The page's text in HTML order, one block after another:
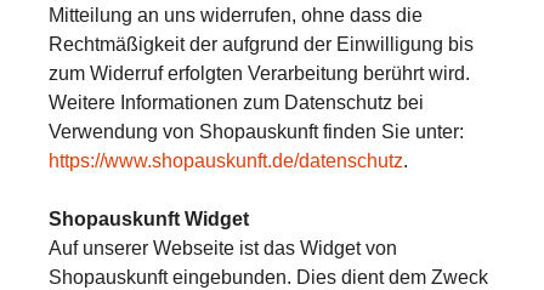
Mitteilung an uns widerrufen, ohne dass die
Rechtmäßigkeit der aufgrund der Einwilligung bis
zum Widerruf erfolgten Verarbeitung berührt wird.
Weitere Informationen zum Datenschutz bei
Verwendung von Shopauskunft finden Sie unter:
https://www.shopauskunft.de/datenschutz.
Shopauskunft Widget
Auf unserer Webseite ist das Widget von
Shopauskunft eingebunden. Dies dient dem Zweck